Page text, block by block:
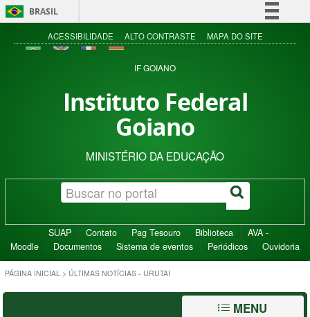
BRASIL
Simplifique!
Acesso à informação
ACESSIBILIDADE ALTO CONTRASTE MAPA DO SITE
IF GOIANO
Instituto Federal
Goiano
MINISTÉRIO DA EDUCAÇÃO
SUAP Contato Pag Tesouro Biblioteca
AVA -
Moodle
Documentos Sistema de eventos Periódicos Ouvidoria
PÁGINA INICIAL > ÚLTIMAS NOTÍCIAS - URUTAI
MENU